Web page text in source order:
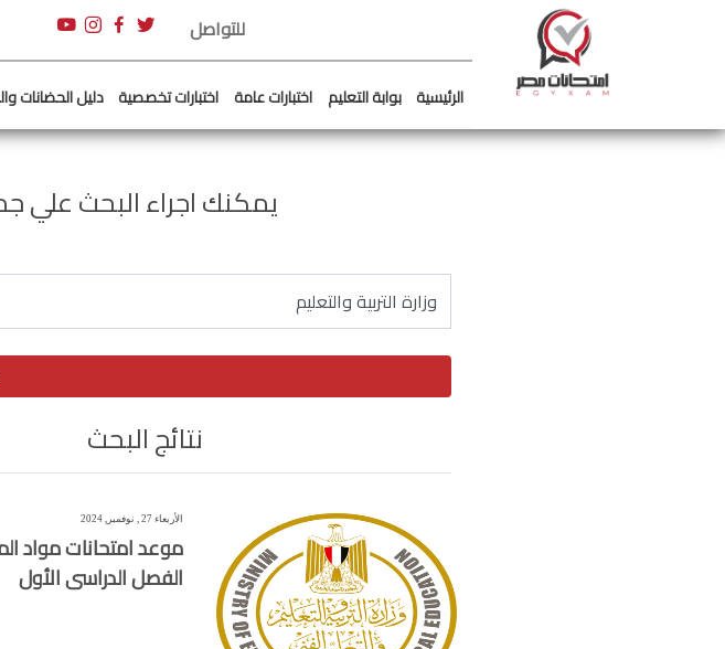
للتواصل
الرئيسية بوابة التعليم اختبارات عامة اختبارات تخصصية دليل الحضانات
يمكنك اجراء البحث علي
نتائج البحث
الأربعاء 27 , نوفمبر, 2024
موعد امتحانات مواد
الفصل الدراسى الأول